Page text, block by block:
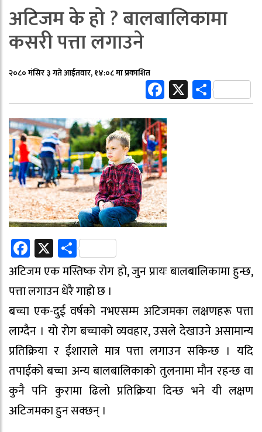
अटिजम के हो ? बालबालिकामा
कसरी पत्ता लगाउने
२०८० मंसिर ३ गते आईतवार, १४:०८ मा प्रकाशित
Facebook
XShare
Facebook
X Share
अटिजम एक मस्तिष्क रोग हो, जुन प्रायः बालबालिकामा हुन्छ,
पत्ता लगाउन धेरै गाह्रो छ ।
बच्चा एक-दुई वर्षको नभएसम्म अटिजमका लक्षणहरू पत्ता
लाग्दैन । यो रोग बच्चाको व्यवहार, उसले देखाउने असामान्य
प्रतिक्रिया र ईशाराले मात्र पत्ता लगाउन सकिन्छ । यदि
तपाईंको बच्चा अन्य बालबालिकाको तुलनामा मौन रहन्छ वा
कुनै पनि कुरामा ढिलो प्रतिक्रिया दिन्छ भने यी लक्षण
अटिजमका हुन सक्छन् ।